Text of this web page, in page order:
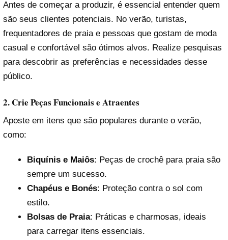
Antes de começar a produzir, é essencial entender quem
são seus clientes potenciais. No verão, turistas,
frequentadores de praia e pessoas que gostam de moda
casual e confortável são ótimos alvos. Realize pesquisas
para descobrir as preferências e necessidades desse
público.
2. Crie Peças Funcionais e Atraentes
Aposte em itens que são populares durante o verão,
como:
Biquínis e Maiôs: Peças de crochê para praia são
sempre um sucesso.
Chapéus e Bonés: Proteção contra o sol com
estilo.
Bolsas de Praia: Práticas e charmosas, ideais
para carregar itens essenciais.